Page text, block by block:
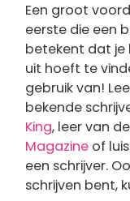
Een groot
eerste die een
betekent dat je
uit hoeft te
gebruik van!
bekende
King, leer van
Magazine of
een schrijver.
schrijven bent,